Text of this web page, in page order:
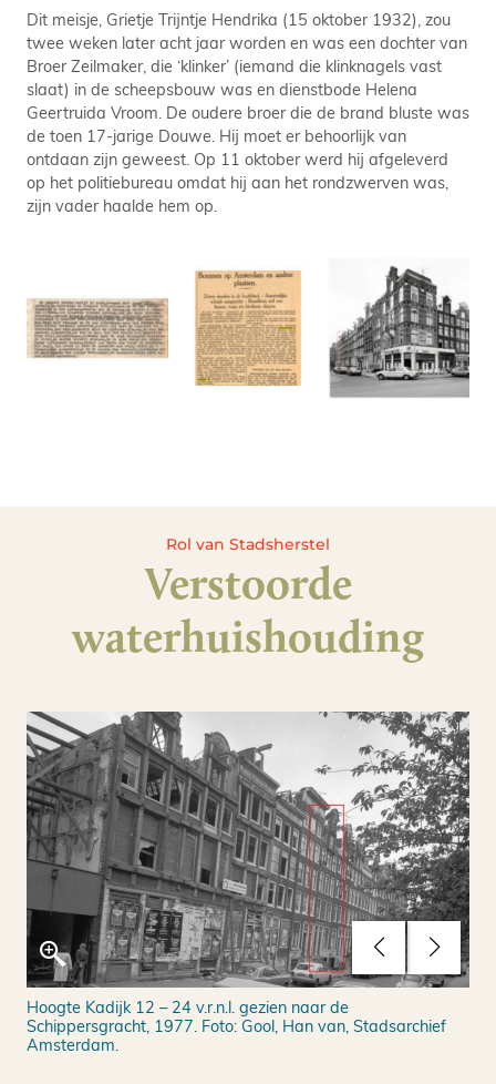
Dit meisje, Grietje Trijntje Hendrika (15 oktober 1932), zou
twee weken later acht jaar worden en was een dochter van
Broer Zeilmaker, die ‘klinker’ (iemand die klinknagels vast
slaat) in de scheepsbouw was en dienstbode Helena
Geertruida Vroom. De oudere broer die de brand bluste was
de toen 17-jarige Douwe. Hij moet er behoorlijk van
ontdaan zijn geweest. Op 11 oktober werd hij afgeleverd
op het politiebureau omdat hij aan het rondzwerven was,
zijn vader haalde hem op.
Rol van Stadsherstel
Verstoorde
waterhuishouding
Hoogte Kadijk 12 – 24 v.r.n.l. gezien naar de
Schippersgracht, 1977. Foto: Gool, Han van, Stadsarchief
Amsterdam.